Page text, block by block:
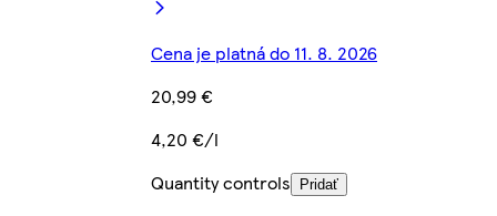
Cena je platná do 11. 8. 2026
20,99 €
4,20 €/l
Quantity controls
Pridať